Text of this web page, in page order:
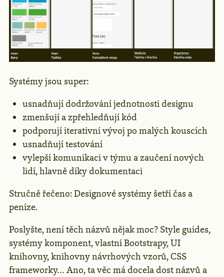
Systémy jsou super:
usnadňují dodržování jednotnosti designu
zmenšují a zpřehledňují kód
podporují iterativní vývoj po malých kouscích
usnadňují testování
vylepší komunikaci v týmu a zaučení nových
lidí, hlavně díky dokumentaci
Stručně řečeno: Designové systémy šetří čas a
peníze.
Poslyšte, není těch názvů nějak moc? Style guides,
systémy komponent, vlastní Bootstrapy, UI
knihovny, knihovny návrhových vzorů, CSS
frameworky… Ano, ta věc má docela dost názvů a